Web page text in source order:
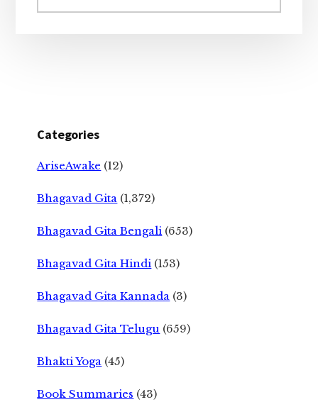
website
Categories
AriseAwake (12)
Bhagavad Gita (1,372)
Bhagavad Gita Bengali (653)
Bhagavad Gita Hindi (153)
Bhagavad Gita Kannada (3)
Bhagavad Gita Telugu (659)
Bhakti Yoga (45)
Book Summaries (43)